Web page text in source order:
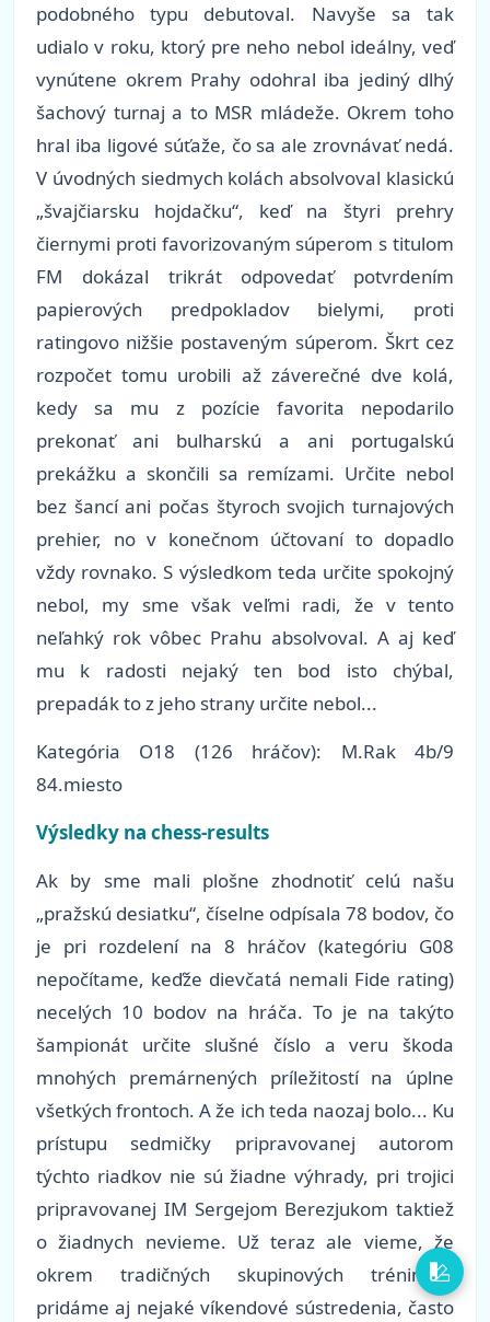
podobného typu debutoval. Navyše sa tak
udialo v roku, ktorý pre neho nebol ideálny, veď
vynútene okrem Prahy odohral iba jediný dlhý
šachový turnaj a to MSR mládeže. Okrem toho
hral iba ligové súťaže, čo sa ale zrovnávať nedá.
V úvodných siedmych kolách absolvoval klasickú
„švajčiarsku hojdačku“, keď na štyri prehry
čiernymi proti favorizovaným súperom s titulom
FM dokázal trikrát odpovedať potvrdením
papierových predpokladov bielymi, proti
ratingovo nižšie postaveným súperom. Škrt cez
rozpočet tomu urobili až záverečné dve kolá,
kedy sa mu z pozície favorita nepodarilo
prekonať ani bulharskú a ani portugalskú
prekážku a skončili sa remízami. Určite nebol
bez šancí ani počas štyroch svojich turnajových
prehier, no v konečnom účtovaní to dopadlo
vždy rovnako. S výsledkom teda určite spokojný
nebol, my sme však veľmi radi, že v tento
neľahký rok vôbec Prahu absolvoval. A aj keď
mu k radosti nejaký ten bod isto chýbal,
prepadák to z jeho strany určite nebol...
Kategória O18 (126 hráčov): M.Rak 4b/9
84.miesto
Výsledky na chess-results
Ak by sme mali plošne zhodnotiť celú našu
„pražskú desiatku“, číselne odpísala 78 bodov, čo
je pri rozdelení na 8 hráčov (kategóriu G08
nepočítame, keďže dievčatá nemali Fide rating)
necelých 10 bodov na hráča. To je na takýto
šampionát určite slušné číslo a veru škoda
mnohých premárnených príležitostí na úplne
všetkých frontoch. A že ich teda naozaj bolo... Ku
prístupu sedmičky pripravovanej autorom
týchto riadkov nie sú žiadne výhrady, pri trojici
pripravovanej IM Sergejom Berezjukom taktiež
o žiadnych nevieme. Už teraz ale vieme, že
okrem tradičných skupinových tréningov
pridáme aj nejaké víkendové sústredenia, často